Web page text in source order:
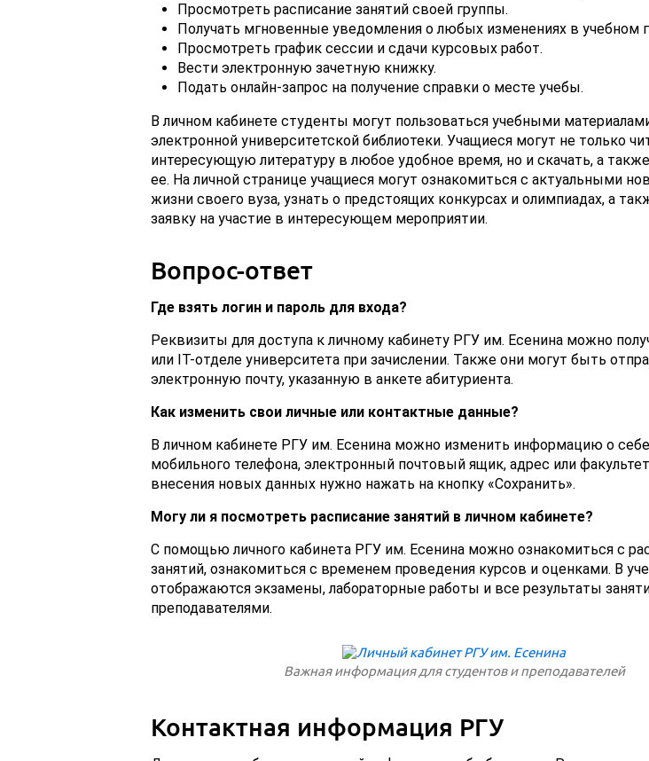
Просмотреть расписание занятий своей группы.
Получать мгновенные уведомления о любых изменениях в учебном
Просмотреть график сессии и сдачи курсовых работ.
Вести электронную зачетную книжку.
Подать онлайн-запрос на получение справки о месте учебы.
В личном кабинете студенты могут пользоваться учебными
электронной университетской библиотеки. Учащиеся могут не только
интересующую литературу в любое удобное время, но и скачать, а
ее. На личной странице учащиеся могут ознакомиться с актуальными
жизни своего вуза, узнать о предстоящих конкурсах и олимпиадах, а
заявку на участие в интересующем мероприятии.
Вопрос-ответ
Где взять логин и пароль для входа?
Реквизиты для доступа к личному кабинету РГУ им. Есенина можно
или IT-отделе университета при зачислении. Также они могут быть
электронную почту, указанную в анкете абитуриента.
Как изменить свои личные или контактные данные?
В личном кабинете РГУ им. Есенина можно изменить информацию о
мобильного телефона, электронный почтовый ящик, адрес или
внесения новых данных нужно нажать на кнопку «Сохранить».
Могу ли я посмотреть расписание занятий в личном кабинете?
С помощью личного кабинета РГУ им. Есенина можно ознакомиться с
занятий, ознакомиться с временем проведения курсов и оценками. В
отображаются экзамены, лабораторные работы и все результаты
преподавателями.
Важная информация для студентов и преподавателей
Контактная информация РГУ